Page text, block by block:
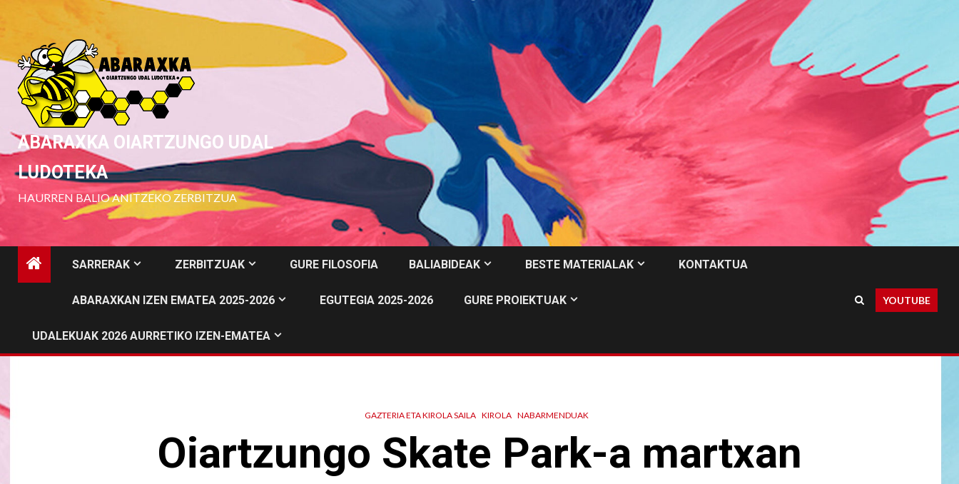
to
content
ABARAXKA OIARTZUNGO UDAL
LUDOTEKA
HAURREN BALIO ANITZEKO ZERBITZUA
SARRERAK ZERBITZUAK GURE FILOSOFIA BALIABIDEAK BESTE MATERIALAK KONTAKTUA
ABARAXKAN IZEN EMATEA 2025-2026 EGUTEGIA 2025-2026 GURE PROIEKTUAK
UDALEKUAK 2026 AURRETIKO IZEN-EMATEA
YOUTUBE
GAZTERIA ETA KIROLA SAILA KIROLA NABARMENDUAK
Oiartzungo Skate Park-a martxan